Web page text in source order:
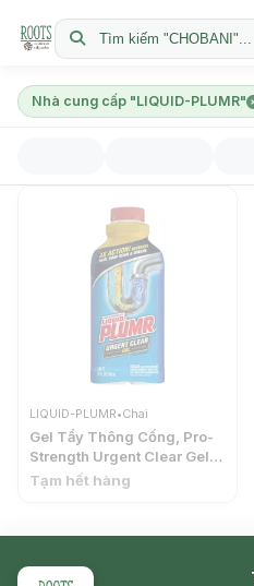
Tìm kiếm "CHOBANI"...
Nhà cung cấp "LIQUID-PLUMR"
LIQUID-PLUMR•Chai
Gel Tẩy Thông Cống, Pro-
Strength Urgent Clear Gel,
Clog Remover, 17 fl oz
Tạm hết hàng